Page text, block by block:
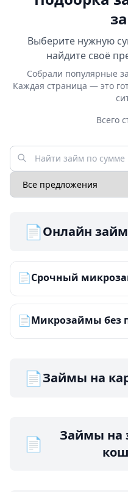
Выберите нужную
найдите своё
Собрали популярные
Каждая страница — это
Всего
📄Онлайн
📄
📄
📄Займы на
📄
Займы на